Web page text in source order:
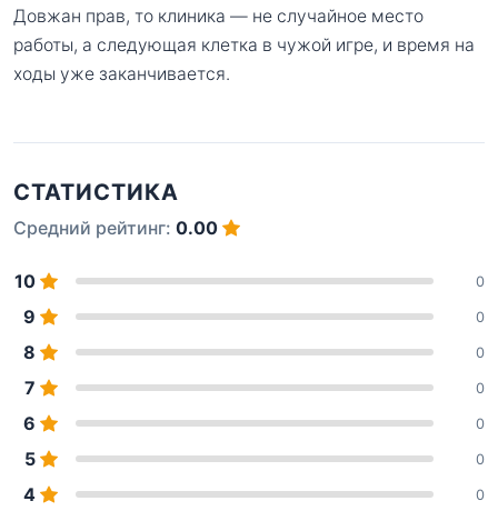
Довжан прав, то клиника — не случайное место
работы, а следующая клетка в чужой игре, и время на
ходы уже заканчивается.
СТАТИСТИКА
Средний рейтинг: 0.00
10 0
9 0
8 0
7 0
6 0
5 0
4 0